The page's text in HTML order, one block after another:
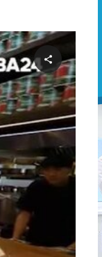
Поделиться